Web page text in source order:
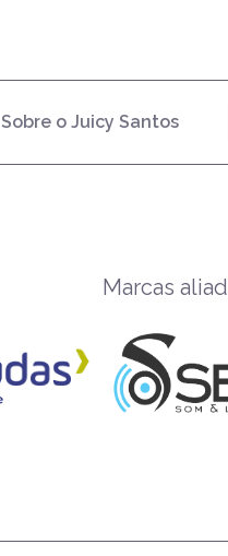
Sobre o Juicy Santos
Marcas